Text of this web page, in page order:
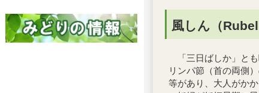
風しん（
「三日ばしか」とも
リンパ節（首の両側
等があり、大人がか